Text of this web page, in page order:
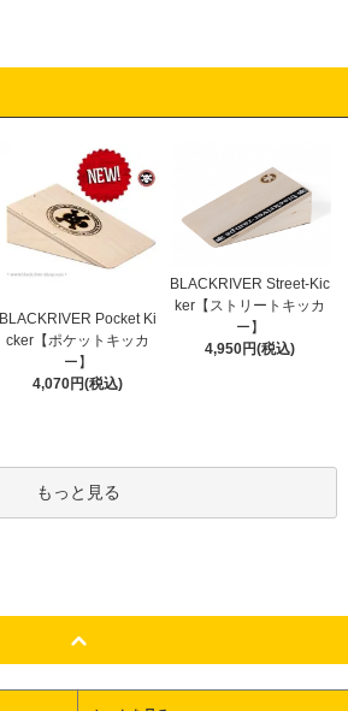
BLACKRIVER Pocket Ki
cker【ポケットキッカ
ー】
4,070円(税込)
BLACKRIVER Street-Kic
ker【ストリートキッカ
ー】
4,950円(税込)
もっと見る